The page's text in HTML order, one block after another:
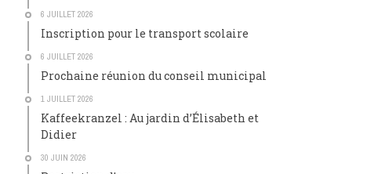
6 JUILLET 2026
Inscription pour le transport scolaire
6 JUILLET 2026
Prochaine réunion du conseil municipal
1 JUILLET 2026
Kaffeekranzel : Au jardin d’Élisabeth et
Didier
30 JUIN 2026